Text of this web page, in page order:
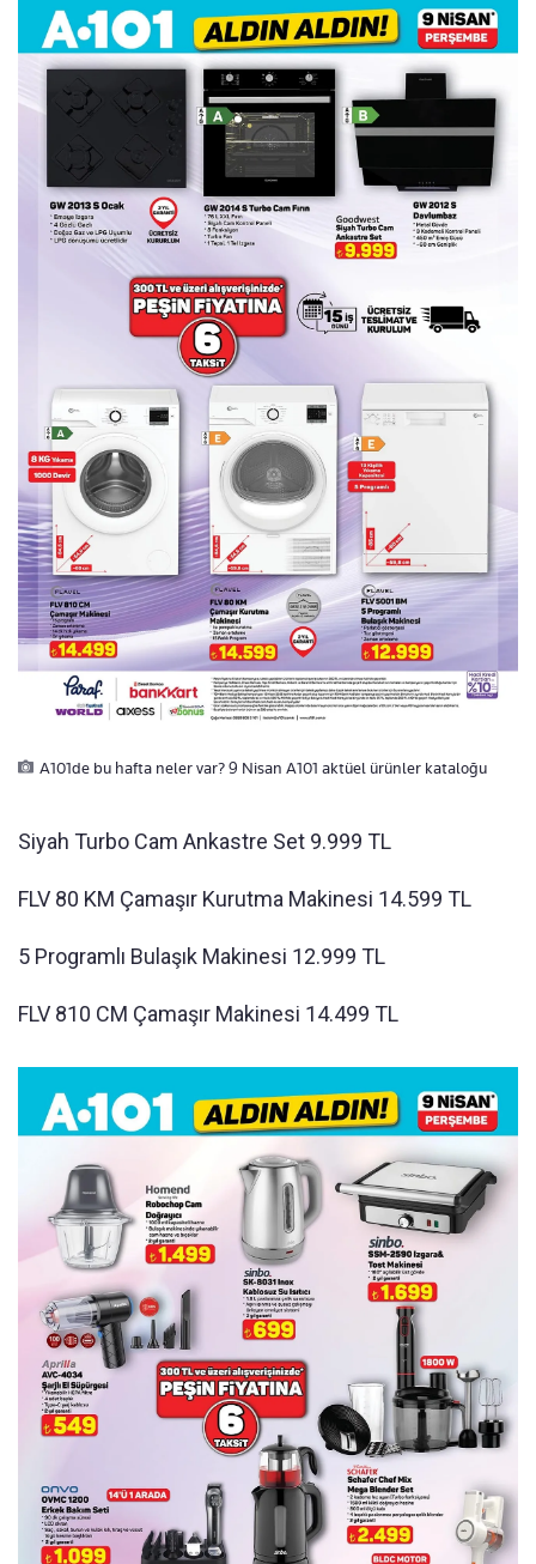
A101de bu hafta neler var? 9 Nisan A101 aktüel ürünler kataloğu
Siyah Turbo Cam Ankastre Set 9.999 TL
FLV 80 KM Çamaşır Kurutma Makinesi 14.599 TL
5 Programlı Bulaşık Makinesi 12.999 TL
FLV 810 CM Çamaşır Makinesi 14.499 TL